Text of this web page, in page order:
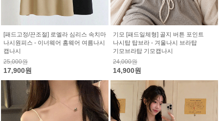
[패드고정/끈조절] 로엘라 심리스 속치마
나시원피스 - 이너웨어 홈웨어 여름나시
캡나시
25,000원
17,900원
기모 [패드일체형] 골지 버튼 포인트
나시탑 탑브라 - 겨울나시 브라탑
기모브라탑 기모캡나시
24,000원
14,900원